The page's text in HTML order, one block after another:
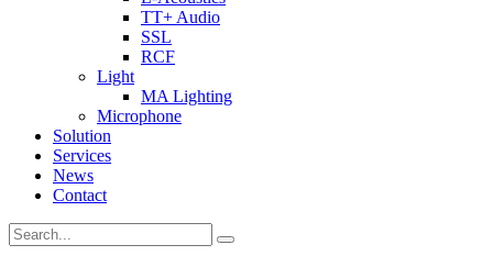
TT+ Audio
SSL
RCF
Light
MA Lighting
Microphone
Solution
Services
News
Contact